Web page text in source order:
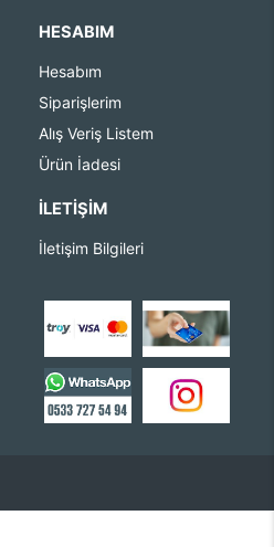
HESABIM
Hesabım
Siparişlerim
Alış Veriş Listem
Ürün İadesi
İLETIŞIM
İletişim Bilgileri